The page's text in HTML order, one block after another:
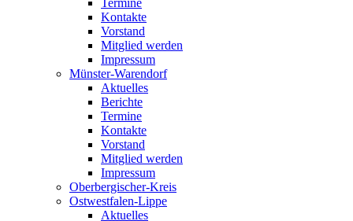
Termine
Kontakte
Vorstand
Mitglied werden
Impressum
Münster-Warendorf
Aktuelles
Berichte
Termine
Kontakte
Vorstand
Mitglied werden
Impressum
Oberbergischer-Kreis
Ostwestfalen-Lippe
Aktuelles